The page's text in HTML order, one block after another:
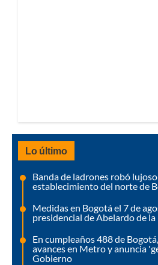
Lo último
Banda de ladrones robó
establecimiento del norte de
Medidas en Bogotá el 7 de
presidencial de Abelardo de
En cumpleaños 488 de
avances en Metro y anuncia
Gobierno